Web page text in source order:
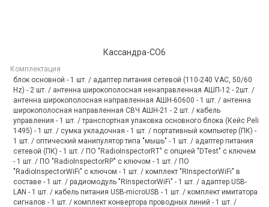
Кассандра-СО6
Комплектация
блок основной - 1 шт. / адаптер питания сетевой (110-240 VAC, 50/60
Hz) - 2 шт. / антенна широкополосная ненаправленная АШП-12 - 2шт. /
антенна широкополосная направленная АШН-60600 - 1 шт. / антенна
широкополосная направленная СВЧ АШН-21 - 2 шт. / кабель
управления - 1 шт. / транспортная упаковка основного блока (Кейс Peli
1495) - 1 шт. / сумка укладочная - 1 шт. / портативный компьютер (ПК) -
1 шт. / оптический манипулятор типа "мышь" - 1 шт. / адаптер питания
сетевой (ПК) - 1 шт. / ПО "RadioInspectorRT" с опцией "DTest" с ключем
- 1 шт. / ПО "RadioInspectorRP" с ключом - 1 шт. / ПО
"RadioInspectorWiFi" с ключом - 1 шт. / комплект "RInspectorWiFi" в
составе - 1 шт. / радиомодуль "RInspectorWiFi" - 1 шт. / адаптер USB-
LAN - 1 шт. / кабель питания USB-microUSB - 1 шт. / комплект имитатора
сигналов - 1 шт. / комплект конвертора проводных линий - 1 шт. /